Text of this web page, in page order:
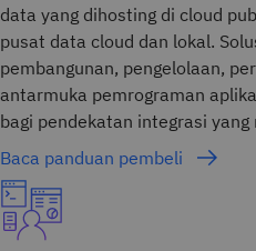
data yang dihosting di cloud
pusat data cloud dan lokal.
pembangunan, pengelolaan,
antarmuka pemrograman
bagi pendekatan integrasi
Baca panduan pembeli